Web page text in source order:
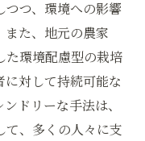
つつ、環境への影響
また、地元の農家
た環境配慮型の栽培
対して持続可能な
ドリーな手法は、
て、多くの人々に支